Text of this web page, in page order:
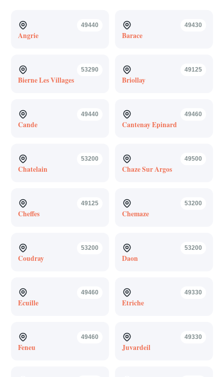
49440
Angrie
49430
Barace
53290
Bierne Les Villages
49125
Briollay
49440
Cande
49460
Cantenay Epinard
53200
Chatelain
49500
Chaze Sur Argos
49125
Cheffes
53200
Chemaze
53200
Coudray
53200
Daon
49460
Ecuille
49330
Etriche
49460
Feneu
49330
Juvardeil